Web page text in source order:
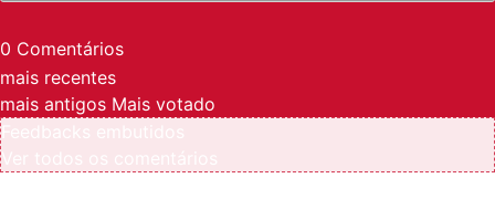
0 Comentários
mais recentes
mais antigos Mais votado